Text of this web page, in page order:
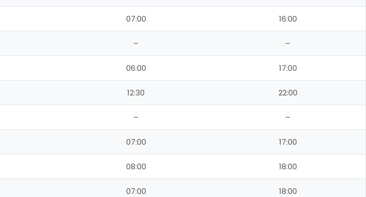
07:00 16:00
– –
06:00 17:00
12:30 22:00
– –
07:00 17:00
08:00 18:00
07:00 18:00